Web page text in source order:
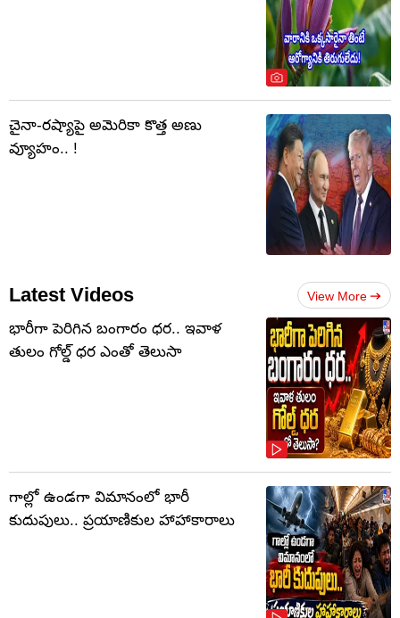
చైనా-రష్యాపై అమెరికా కొత్త అణు
వ్యూహం.. !
Latest Videos View More
భారీగా పెరిగిన బంగారం ధర.. ఇవాళ
తులం గోల్డ్‌ ధర ఎంతో తెలుసా
గాల్లో ఉండగా విమానంలో భారీ
కుదుపులు.. ప్రయాణికుల హాహాకారాలు